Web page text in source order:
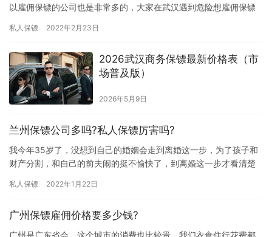
以雇佣保镖的公司也是非常多的，大家在武汉遇到危险想雇佣保镖
好?下…
私人保镖 2022年2月23日
2026武汉商务保镖最新价格表（市
场普及版）
2026年5月9日
兰州保镖公司多吗?私人保镖厉害吗?
我今年35岁了，没想到自己的婚姻会走到离婚这一步，为了孩子和
财产分割，和自己的前夫闹的挺不愉快了，到离婚这一步才看清楚
我要…
私人保镖 2022年1月22日
广州保镖雇佣价格要多少钱?